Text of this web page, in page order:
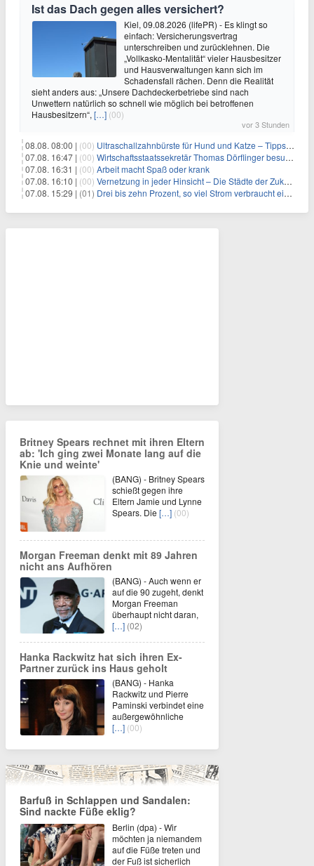
Ist das Dach gegen alles versichert?
Kiel, 09.08.2026 (lifePR) - Es klingt so
einfach: Versicherungsvertrag
unterschreiben und zurücklehnen. Die
„Vollkasko-Mentalität“ vieler Hausbesitzer
und Hausverwaltungen kann sich im
Schadensfall rächen. Denn die Realität
sieht anders aus: „Unsere Dachdeckerbetriebe sind nach
Unwettern natürlich so schnell wie möglich bei betroffenen
Hausbesitzern“, […] (00)
vor 3 Stunden
08.08. 08:00 | (00) Ultraschallzahnbürste für Hund und Katze – Tipps zur erfolgreichen Eingewöhnung
07.08. 16:47 | (00) Wirtschaftsstaatssekretär Thomas Dörflinger besucht Handwerksbetrieb im Kammerbezirk Freiburg
07.08. 16:31 | (00) Arbeit macht Spaß oder krank
07.08. 16:10 | (00) Vernetzung in jeder Hinsicht – Die Städte der Zukunft sind grün-blau
07.08. 15:29 | (01) Drei bis zehn Prozent, so viel Strom verbraucht ein Aufzug im Gebäude
Britney Spears rechnet mit ihren Eltern
ab: 'Ich ging zwei Monate lang auf die
Knie und weinte'
(BANG) - Britney Spears
schießt gegen ihre
Eltern Jamie und Lynne
Spears. Die […] (00)
Morgan Freeman denkt mit 89 Jahren
nicht ans Aufhören
(BANG) - Auch wenn er
auf die 90 zugeht, denkt
Morgan Freeman
überhaupt nicht daran,
[…] (02)
Hanka Rackwitz hat sich ihren Ex-
Partner zurück ins Haus geholt
(BANG) - Hanka
Rackwitz und Pierre
Paminski verbindet eine
außergewöhnliche
[…] (00)
Barfuß in Schlappen und Sandalen:
Sind nackte Füße eklig?
Berlin (dpa) - Wir
möchten ja niemandem
auf die Füße treten und
der Fuß ist sicherlich